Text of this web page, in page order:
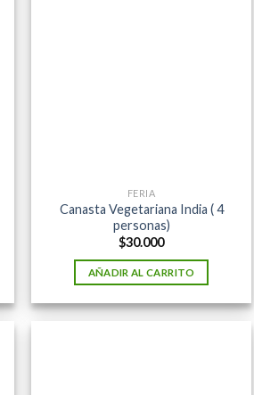
FERIA
Canasta Vegetariana India ( 4
personas)
$30.000
AÑADIR AL CARRITO